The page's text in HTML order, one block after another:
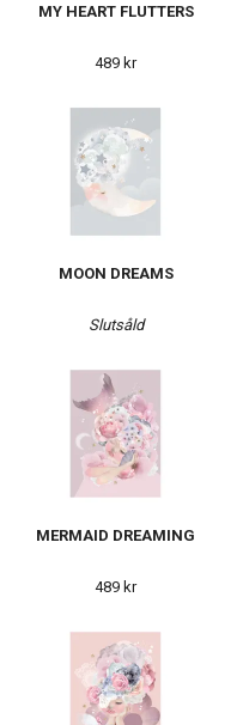
MY HEART FLUTTERS
489 kr
MOON DREAMS
Slutsåld
MERMAID DREAMING
489 kr